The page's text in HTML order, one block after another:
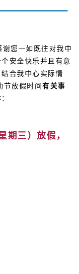
您一如既往对我中
安全快乐并且有意
合我中心实际情
节放假时间有关事
期三）放假，